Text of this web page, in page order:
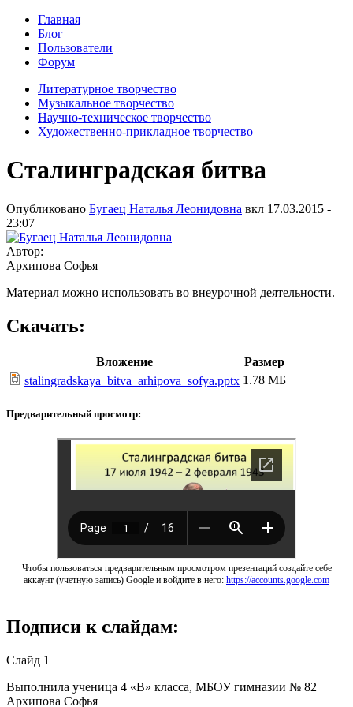
Главная
Блог
Пользователи
Форум
Литературное творчество
Музыкальное творчество
Научно-техническое творчество
Художественно-прикладное творчество
Сталинградская битва
Опубликовано Бугаец Наталья Леонидовна вкл 17.03.2015 -
23:07
Автор:
Архипова Софья
Материал можно использовать во внеурочной деятельности.
Скачать:
Вложение
Размер
stalingradskaya_bitva_arhipova_sofya.pptx 1.78 МБ
Предварительный просмотр:
Чтобы пользоваться предварительным просмотром презентаций создайте себе
аккаунт (учетную запись) Google и войдите в него: https://accounts.google.com
Подписи к слайдам:
Слайд 1
Выполнила ученица 4 «В» класса, МБОУ гимназии № 82
Архипова Софья